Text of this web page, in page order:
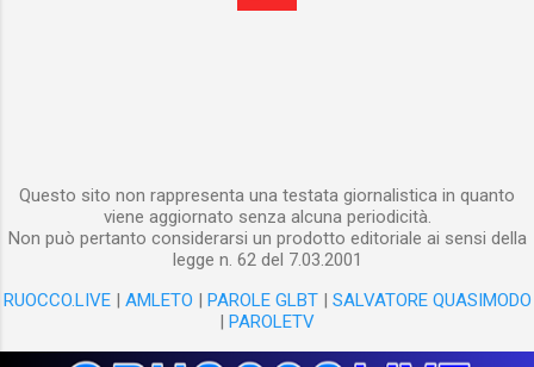
Questo sito non rappresenta una testata giornalistica in quanto
viene aggiornato senza alcuna periodicità.
Non può pertanto considerarsi un prodotto editoriale ai sensi della
legge n. 62 del 7.03.2001
RUOCCO.LIVE| AMLETO | PAROLE GLBT| SALVATORE QUASIMODO
| PAROLETV